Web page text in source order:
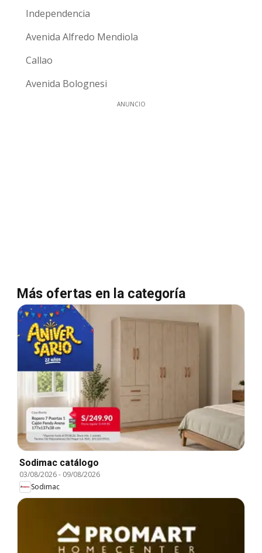
Independencia
Avenida Alfredo Mendiola
Callao
Avenida Bolognesi
ANUNCIO
Más ofertas en la categoría
Sodimac catálogo
03/08/2026- 09/08/2026
Sodimac